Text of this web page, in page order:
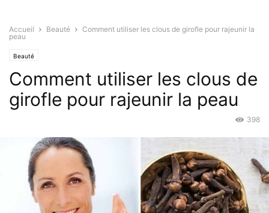
Accueil Beauté
Comment utiliser les clous de girofle pour rajeunir la
peau
Beauté
Comment utiliser les clous de
girofle pour rajeunir la peau
398